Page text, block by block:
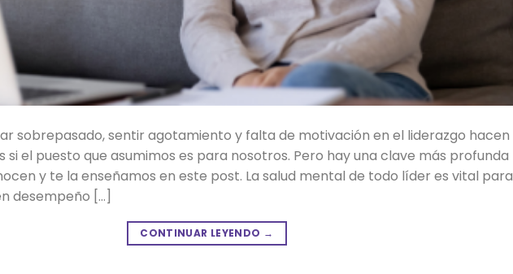
sobrepasado, sentir agotamiento y falta de motivación en el liderazgo hacen
si el puesto que asumimos es para nosotros. Pero hay una clave más profunda
y te la enseñamos en este post. La salud mental de todo líder es vital para
desempeño […]
CONTINUAR LEYENDO →